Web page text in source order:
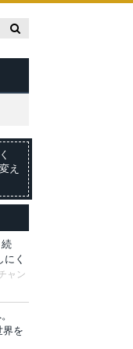
え
にく
ャン
界を